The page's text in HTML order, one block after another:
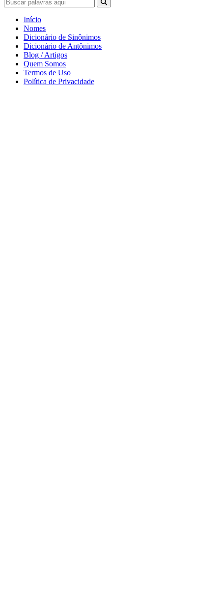
Início
Nomes
Dicionário de Sinônimos
Dicionário de Antônimos
Blog / Artigos
Quem Somos
Termos de Uso
Política de Privacidade